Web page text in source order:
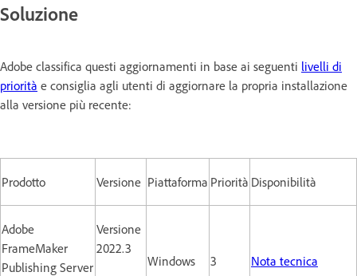
Soluzione
Adobe classifica questi aggiornamenti in base ai seguenti livelli di
priorità e consiglia agli utenti di aggiornare la propria installazione
alla versione più recente:
Prodotto Versione Piattaforma Priorità Disponibilità
Adobe
FrameMaker
Publishing Server
Versione
2022.3
Windows
3 Nota tecnica